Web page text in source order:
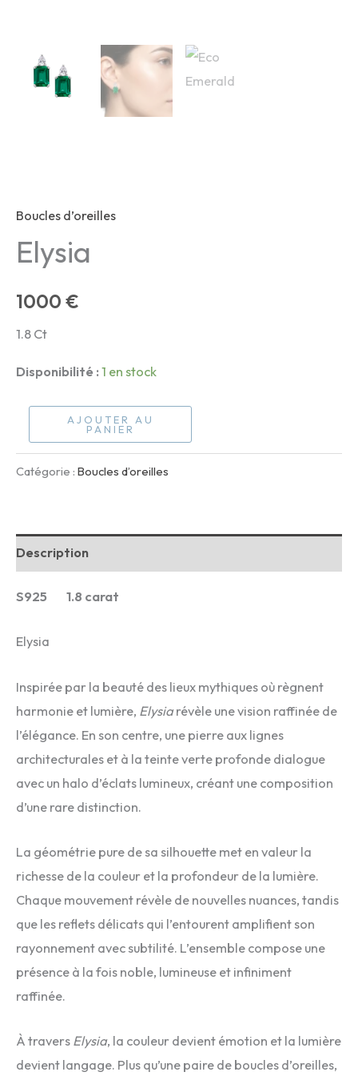
Boucles d’oreilles
Elysia
1000 €
1.8 Ct
Disponibilité : 1 en stock
de
Elysia
AJOUTER AU
PANIER
Catégorie : Boucles d’oreilles
Description
S925 1.8 carat
Elysia
Inspirée par la beauté des lieux mythiques où règnent
harmonie et lumière, Elysiarévèle une vision raffinée de
l’élégance. En son centre, une pierre aux lignes
architecturales et à la teinte verte profonde dialogue
avec un halo d’éclats lumineux, créant une composition
d’une rare distinction.
La géométrie pure de sa silhouette met en valeur la
richesse de la couleur et la profondeur de la lumière.
Chaque mouvement révèle de nouvelles nuances, tandis
que les reflets délicats qui l’entourent amplifient son
rayonnement avec subtilité. L’ensemble compose une
présence à la fois noble, lumineuse et infiniment
raffinée.
À travers Elysia, la couleur devient émotion et la lumière
devient langage. Plus qu’une paire de boucles d’oreilles,